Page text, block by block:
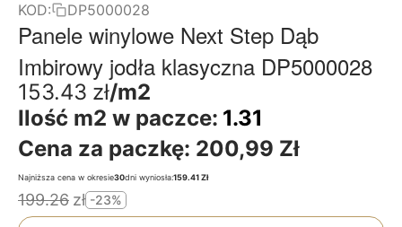
KOD: DP5000028
Panele winylowe Next Step Dąb
Imbirowy jodła klasyczna DP5000028
153.43 zł/m2
Ilość m2 w paczce: 1.31
Cena za paczkę: 200,99 Zł
Najniższa cena w okresie30dni wyniosła:159.41 Zł
199.26 zł -23%